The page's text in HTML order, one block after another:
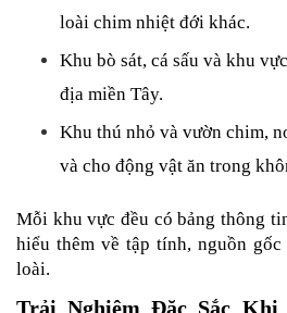
loài chim nhiệt đới khác.
Khu bò sát, cá sấu và khu
địa miền Tây.
Khu thú nhỏ và vườn chim,
và cho động vật ăn trong
Mỗi khu vực đều có bảng thông
hiểu thêm về tập tính, nguồn
loài.
Trải Nghiệm Đặc Sắc Khi